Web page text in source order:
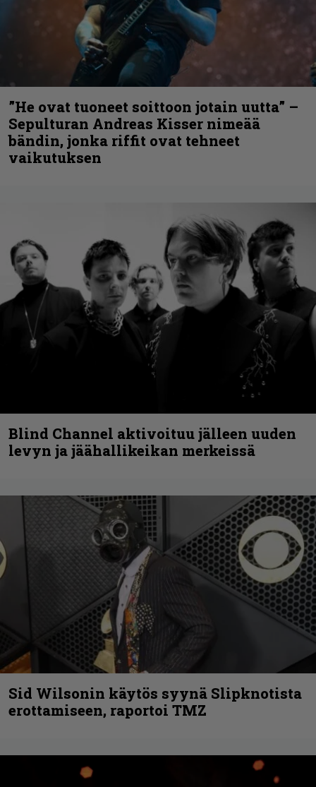
”He ovat tuoneet soittoon jotain uutta” –
Sepulturan Andreas Kisser nimeää
bändin, jonka riffit ovat tehneet
vaikutuksen
Blind Channel aktivoituu jälleen uuden
levyn ja jäähallikeikan merkeissä
Sid Wilsonin käytös syynä Slipknotista
erottamiseen, raportoi TMZ